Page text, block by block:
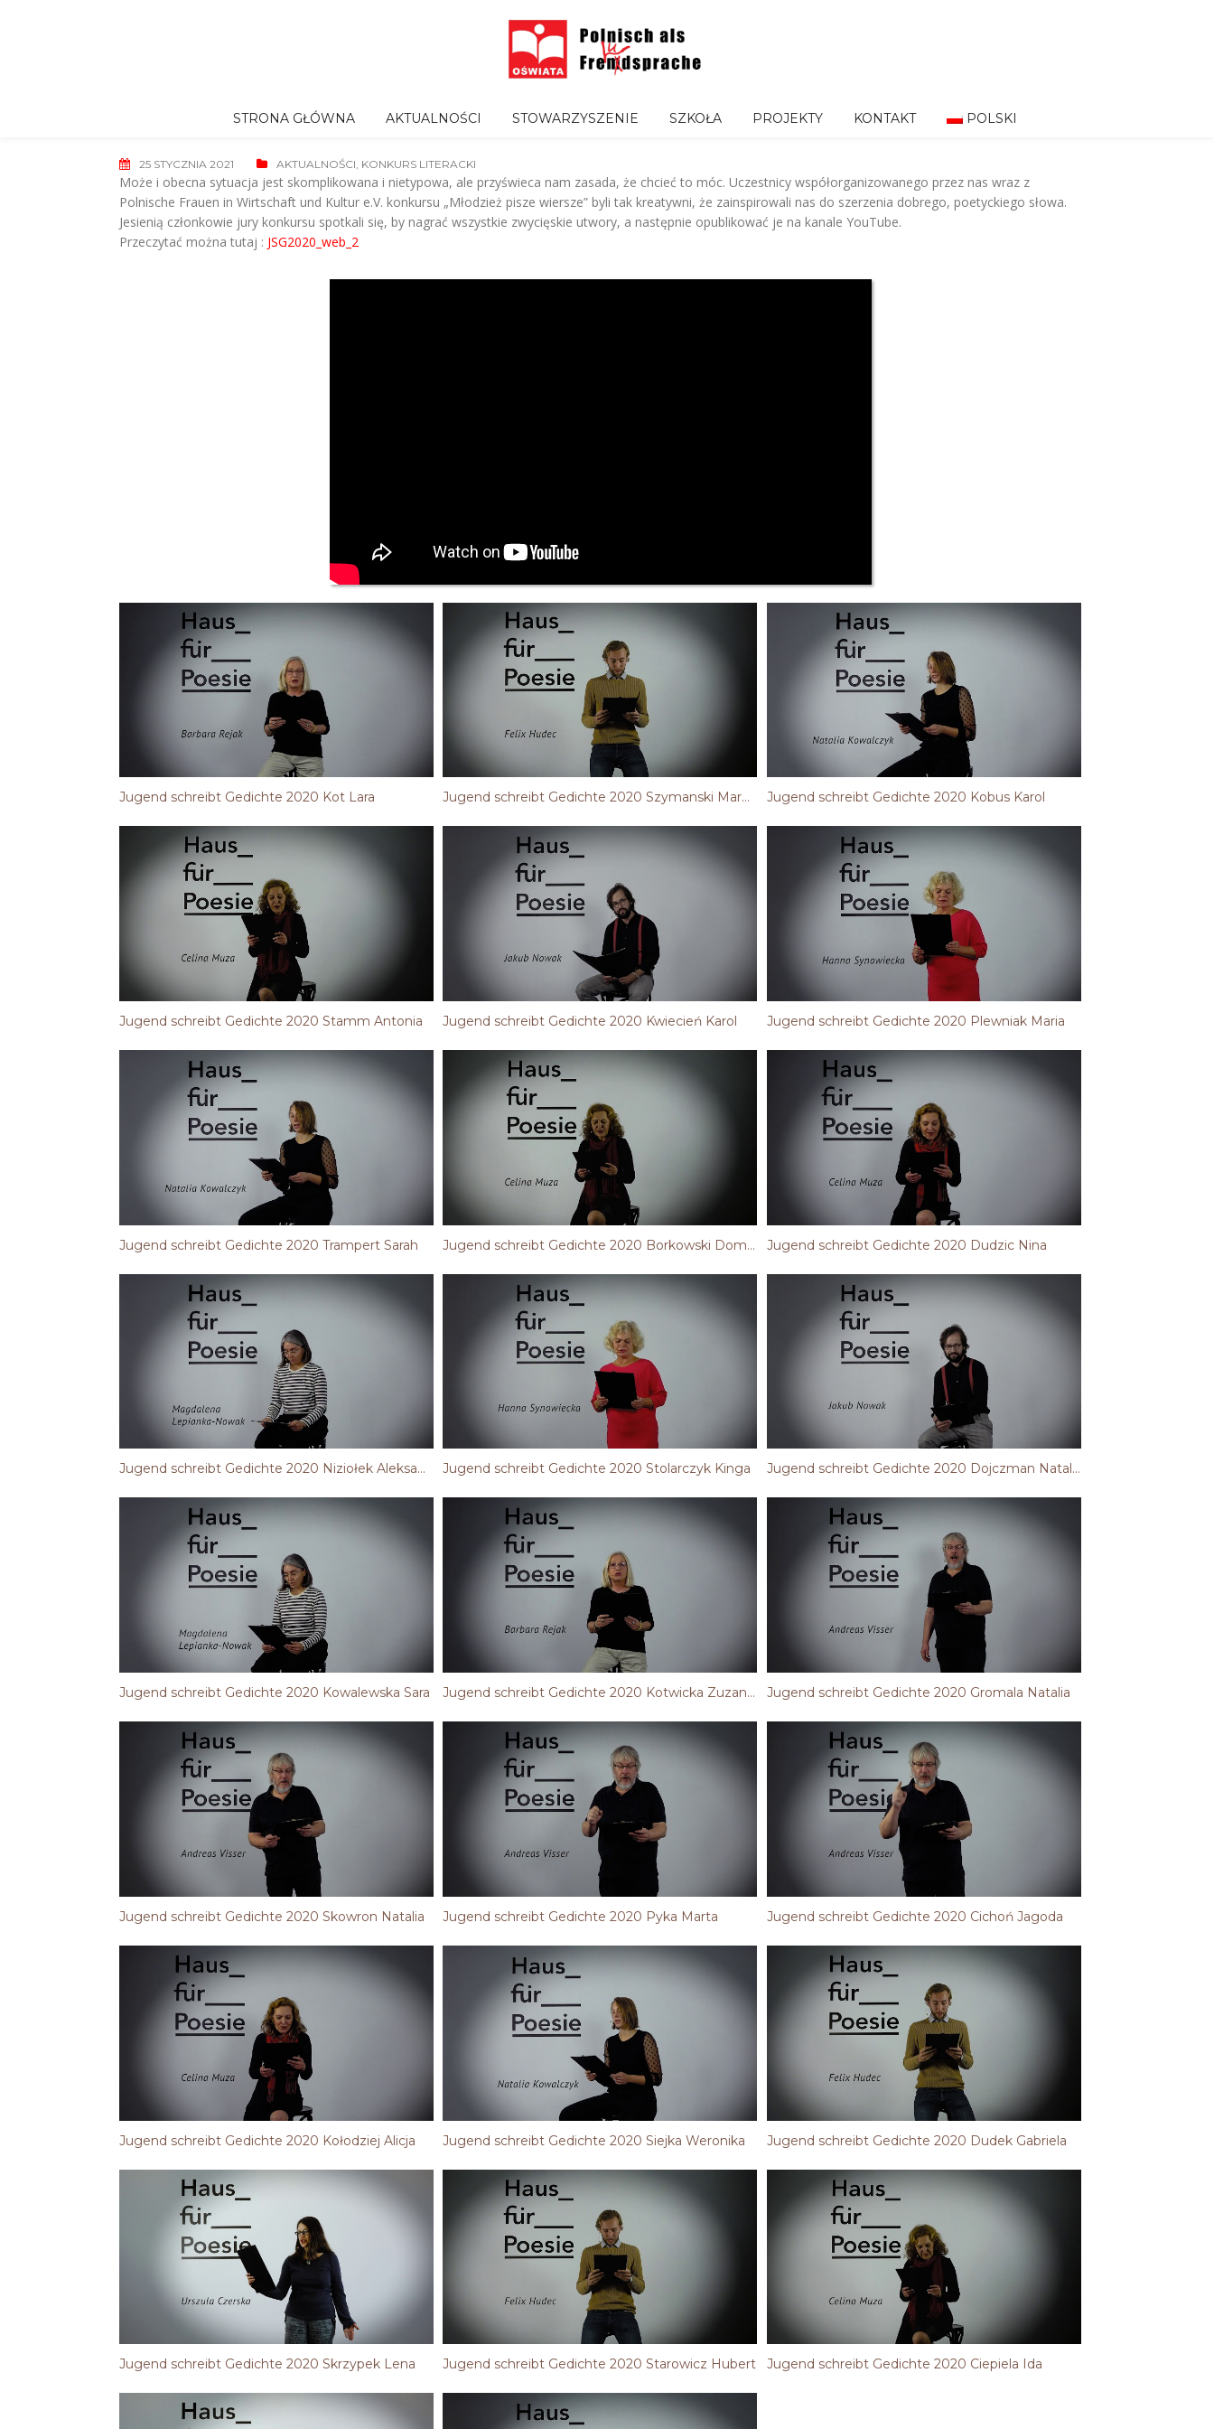
STRONA GŁÓWNA AKTUALNOŚCI STOWARZYSZENIE SZKOŁA PROJEKTY KONTAKT POLSKI
25 STYCZNIA 2021 AKTUALNOŚCI, KONKURS LITERACKI
Może i obecna sytuacja jest skomplikowana i nietypowa, ale przyświeca nam zasada, że chcieć to móc. Uczestnicy współorganizowanego przez nas wraz z
Polnische Frauen in Wirtschaft und Kultur e.V. konkursu „Młodzież pisze wiersze” byli tak kreatywni, że zainspirowali nas do szerzenia dobrego, poetyckiego słowa.
Jesienią członkowie jury konkursu spotkali się, by nagrać wszystkie zwycięskie utwory, a następnie opublikować je na kanale YouTube.
Przeczytać można tutaj : JSG2020_web_2
Jugend schreibt Gedichte 2020 Kot Lara Jugend schreibt Gedichte 2020 Szymanski Marcel Jugend schreibt Gedichte 2020 Kobus Karol
Jugend schreibt Gedichte 2020 Stamm Antonia Jugend schreibt Gedichte 2020 Kwiecień Karol Jugend schreibt Gedichte 2020 Plewniak Maria
Jugend schreibt Gedichte 2020 Trampert Sarah Jugend schreibt Gedichte 2020 Borkowski Dominik Jugend schreibt Gedichte 2020 Dudzic Nina
Jugend schreibt Gedichte 2020 Niziołek Aleksander Jugend schreibt Gedichte 2020 Stolarczyk Kinga Jugend schreibt Gedichte 2020 Dojczman Natalia
Jugend schreibt Gedichte 2020 Kowalewska Sara Jugend schreibt Gedichte 2020 Kotwicka Zuzanna Jugend schreibt Gedichte 2020 Gromala Natalia
Jugend schreibt Gedichte 2020 Skowron Natalia Jugend schreibt Gedichte 2020 Pyka Marta Jugend schreibt Gedichte 2020 Cichoń Jagoda
Jugend schreibt Gedichte 2020 Kołodziej Alicja Jugend schreibt Gedichte 2020 Siejka Weronika Jugend schreibt Gedichte 2020 Dudek Gabriela
Jugend schreibt Gedichte 2020 Skrzypek Lena Jugend schreibt Gedichte 2020 Starowicz Hubert Jugend schreibt Gedichte 2020 Ciepiela Ida